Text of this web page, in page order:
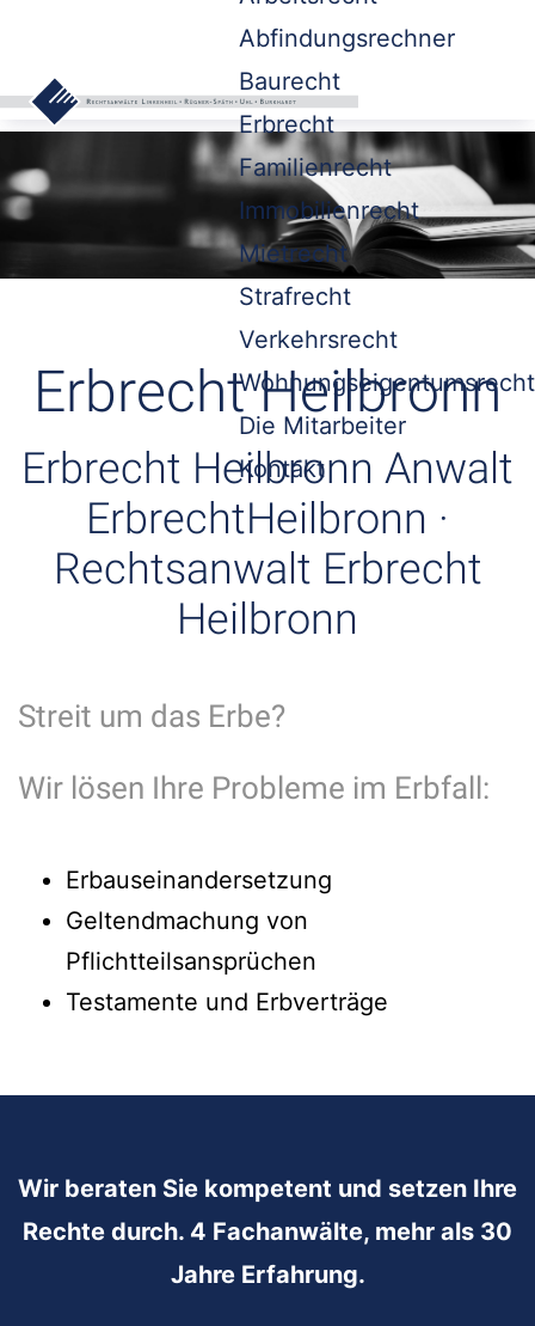
Abfindungsrechner
Baurecht
Erbrecht
Familienrecht
Immobilienrecht
Mietrecht
Strafrecht
Verkehrsrecht
Wohnungseigentumsrecht
Die Mitarbeiter
Kontakt
Erbrecht Heilbronn
Erbrecht Heilbronn Anwalt
ErbrechtHeilbronn ·
Rechtsanwalt Erbrecht
Heilbronn
Streit um das Erbe?
Wir lösen Ihre Probleme im Erbfall:
Erbauseinandersetzung
Geltendmachung von
Pflichtteilsansprüchen
Testamente und Erbverträge
Wir beraten Sie kompetent und setzen Ihre
Rechte durch. 4 Fachanwälte, mehr als 30
Jahre Erfahrung.